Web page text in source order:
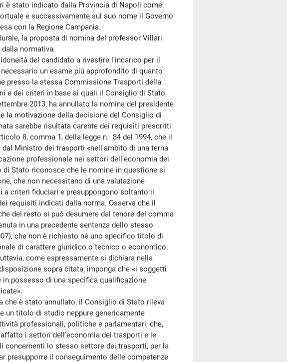
è stato indicato dalla Provincia di Napoli come
e successivamente sul suo nome il Governo
con la Regione Campania.
la proposta di nomina del professor Villari
normativa.
del candidato a rivestire l'incarico per il
un esame più approfondito di quanto
presso la stessa Commissione Trasporti della
e dei criteri in base ai quali il Consiglio di Stato,
2013, ha annullato la nomina del presidente
la motivazione della decisione del Consiglio di
sarebbe risultata carente dei requisiti prescritti
8, comma 1, della legge n. 84 del 1994, che il
Ministro dei trasporti «nell'ambito di una terna
professionale nei settori dell'economia dei
Stato riconosce che le nomine in questione si
che non necessitano di una valutazione
criteri fiduciari e presuppongono soltanto il
requisiti indicati dalla norma. Osserva che il
del resto si può desumere dal tenore del comma
in una precedente sentenza dello stesso
che non è richiesto né uno specifico titolo di
di carattere giuridico o tecnico o economico.
come espressamente si dichiara nella
sopra citata, imponga che «i soggetti
possesso di una specifica qualificazione
è stato annullato, il Consiglio di Stato rileva
un titolo di studio neppure genericamente
professionali, politiche e parlamentari, che,
i settori dell'economia dei trasporti e le
concernenti lo stesso settore dei trasporti, per la
presupporre il conseguimento delle competenze